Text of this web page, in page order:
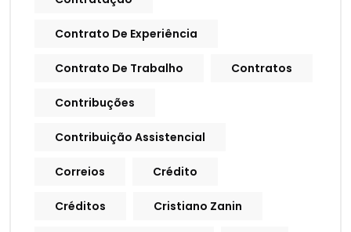
Contrato De Experiência
Contrato De Trabalho Contratos
Contribuções
Contribuição Assistencial
Correios Crédito
Créditos Cristiano Zanin